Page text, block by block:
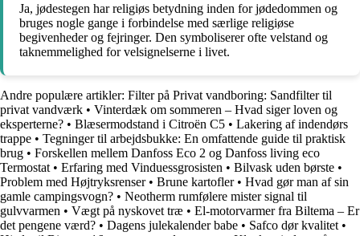
Ja, jødestegen har religiøs betydning inden for jødedommen og
bruges nogle gange i forbindelse med særlige religiøse
begivenheder og fejringer. Den symboliserer ofte velstand og
taknemmelighed for velsignelserne i livet.
Andre populære artikler: Filter på Privat vandboring: Sandfilter til
privat vandværk • Vinterdæk om sommeren – Hvad siger loven og
eksperterne? • Blæsermodstand i Citroën C5 • Lakering af indendørs
trappe • Tegninger til arbejdsbukke: En omfattende guide til praktisk
brug • Forskellen mellem Danfoss Eco 2 og Danfoss living eco
Termostat • Erfaring med Vinduessgrosisten • Bilvask uden børste •
Problem med Højtryksrenser• Brune kartofler• Hvad gør man af sin
gamle campingsvogn? • Neotherm rumfølere mister signal til
gulvvarmen • Vægt på nyskovet træ • El-motorvarmer fra Biltema – Er
det pengene værd? • Dagens julekalender babe • Safco dør kvalitet •